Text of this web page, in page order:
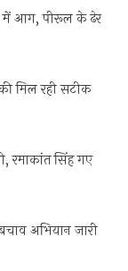
में आग, पीरूल के ढेर
मिल रही सटीक
रमाकांत सिंह गए
अभियान जारी